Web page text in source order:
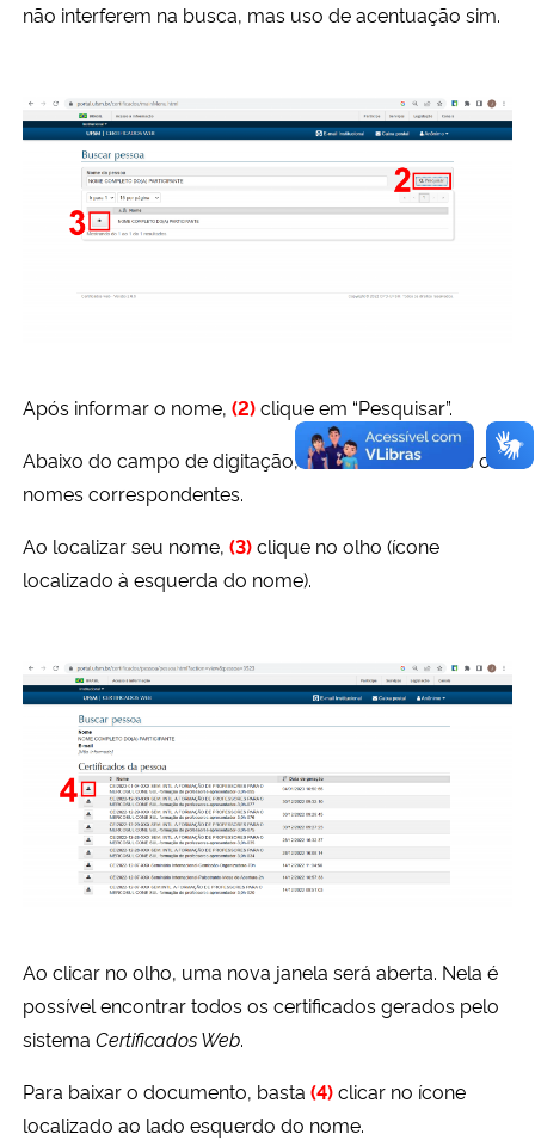
não interferem na busca, mas uso de acentuação sim.
Após informar o nome, (2)clique em “Pesquisar”.
Abaixo do campo de digitação, abrirá um lista com os
nomes correspondentes.
Ao localizar seu nome, (3)clique no olho (ícone
localizado à esquerda do nome).
Ao clicar no olho, uma nova janela será aberta. Nela é
possível encontrar todos os certificados gerados pelo
sistema Certificados Web.
Para baixar o documento, basta (4)clicar no ícone
localizado ao lado esquerdo do nome.